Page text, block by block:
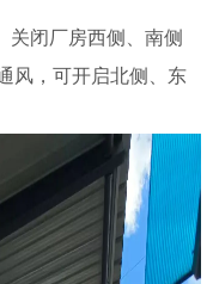
关闭厂房西侧、南侧
风，可开启北侧、东